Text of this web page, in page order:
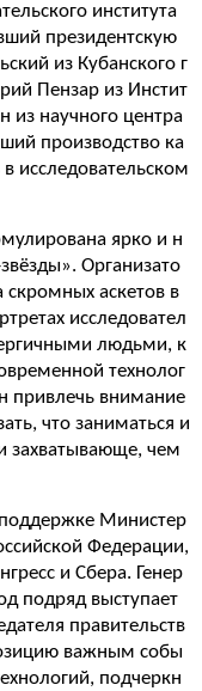
института
президентскую
из Кубанского г
Пензар из Инстит
из научного центра
производство ка
исследовательском
ярко и н
Организато
скромных аскетов в
исследовател
людьми, к
технолог
привлечь внимание
что заниматься и
захватывающе, чем
поддержке Министер
Федерации,
и Сбера. Генер
подряд выступает
правительств
важным собы
подчеркн